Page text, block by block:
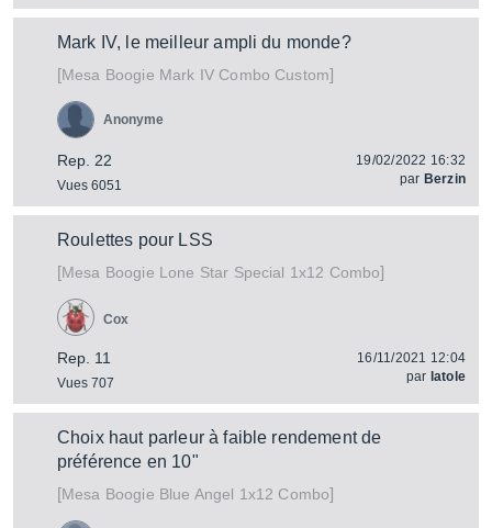
Mark IV, le meilleur ampli du monde?
[Mesa Boogie Mark IV Combo Custom]
Rep. 22
Vues 6051
Anonyme
19/02/2022 16:32
par Berzin
Roulettes pour LSS
[Mesa Boogie Lone Star Special 1x12 Combo]
Rep. 11
Vues 707
Cox
16/11/2021 12:04
par latole
Choix haut parleur à faible rendement de
préférence en 10"
[Mesa Boogie Blue Angel 1x12 Combo]